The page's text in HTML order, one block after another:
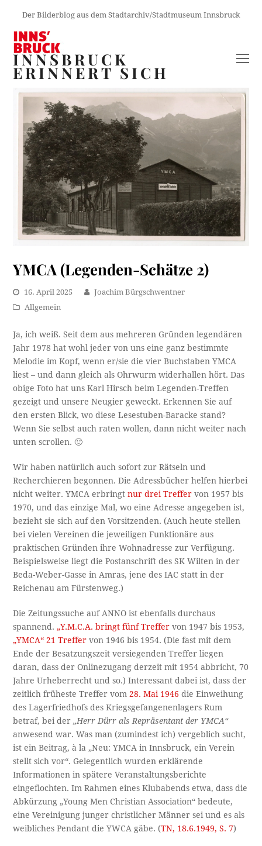
Der Bilderblog aus dem Stadtarchiv/Stadtmuseum Innsbruck
INNSBRUCK
ERINNERT SICH
YMCA (Legenden-Schätze 2)
16. April 2025
Joachim Bürgschwentner
Allgemein
Ja, ich weiß. Seit dem aus mehreren Gründen legendären
Jahr 1978 hat wohl jeder von uns eine ganz bestimmte
Melodie im Kopf, wenn er/sie die vier Buchstaben YMCA
liest – und dann gleich als Ohrwurm widerhallen hört. Das
obige Foto hat uns Karl Hirsch beim Legenden-Treffen
gezeigt und unsere Neugier geweckt. Erkennen Sie auf
den ersten Blick, wo diese Lesestuben-Baracke stand?
Wenn Sie selbst auch raten wollen, dann nicht weiter nach
unten scrollen. 🙂
Wir haben natürlich auch sofort zur Rätseln und
Recherchieren begonnen. Die Adressbücher helfen hierbei
nicht weiter. YMCA erbringtnur drei Treffervon 1957 bis
1970, und das einzige Mal, wo eine Adresse angegeben ist,
bezieht sie sich auf den Vorsitzenden. (Auch heute stellen
bei vielen Vereinen die jeweiligen Funktionäre aus
praktischen Gründen ihre Wohnadresse zur Verfügung.
Beispielsweise liegt die Postanschrift des SK Wilten in der
Beda-Weber-Gasse in Amras, jene des IAC statt in der
Reichenau am Fürstenweg.)
Die Zeitungssuche auf ANNO ist ebenfalls durchaus
spannend.„Y.M.C.A. bringt fünf Treffer von 1947 bis 1953,
„YMCA“ 21 Treffer von 1946 bis 1954. (Die fast mit dem
Ende der Besatzungszeit versiegenden Treffer liegen
daran, dass der Onlinezugang derzeit mit 1954 abbricht, 70
Jahre Urheberrecht und so.) Interessant dabei ist, dass der
zeitlich früheste Treffer vom28. Mai 1946 die Einweihung
des Lagerfriedhofs des Kriegsgefangenenlagers Rum
betraf, bei der„Herr Dürr als Repräsentant der YMCA“
anwesend war. Was man (zumindest ich) vergeblich sucht,
ist ein Beitrag, à la „Neu: YMCA in Innsbruck, ein Verein
stellt sich vor“. Gelegentlich wurden erklärende
Informationen in spätere Veranstaltungsberichte
eingeflochten. Im Rahmen eines Klubabends etwa, dass die
Abkürzung „Young Men Christian Association“ bedeute,
eine Vereinigung junger christlicher Männer sei und es als
weibliches Pendant die YWCA gäbe. (TN, 18.6.1949, S. 7)